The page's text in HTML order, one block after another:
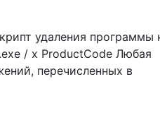
удаления программы
/ x ProductCode Любая
перечисленных в